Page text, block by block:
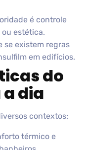
é controle
estética.
se existem regras
em edifícios.
do
dia
contextos:
térmico e